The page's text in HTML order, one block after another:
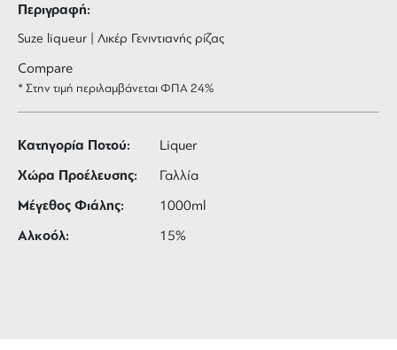
Περιγραφή:
Suze liqueur | Λικέρ Γενιντιανής ρίζας
Compare
* Στην τιμή περιλαμβάνεται ΦΠΑ 24%
Κατηγορία Ποτού: Liquer
Χώρα Προέλευσης: Γαλλία
Μέγεθος Φιάλης: 1000ml
Αλκοόλ: 15%